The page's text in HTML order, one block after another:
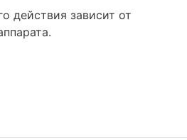
действия зависит от